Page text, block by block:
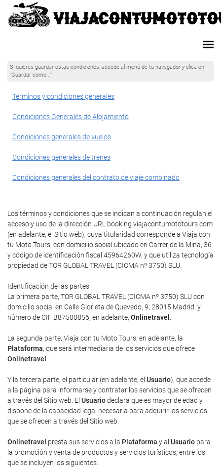
Si quieres guardar estas condiciones, accede al menú de tu navegador y clica en
"Guardar como..."
Términos y condiciones generales
Condiciones Generales de Alojamiento
Condiciones generales de vuelos
Condiciones generales de trenes
Condiciones generales del contrato de viaje combinado
Los términos y condiciones que se indican a continuación regulan el
acceso y uso de la dirección URL booking.viajacontumototours.com
(en adelante, el Sitio web), cuya titularidad corresponde a Viaja con
tu Moto Tours, con domicilio social ubicado en Carrer de la Mina, 36
y código de identificación fiscal 45964260W, y que utiliza tecnología
propiedad de TOR GLOBAL TRAVEL (CICMA nº 3750) SLU.
Identificación de las partes
La primera parte, TOR GLOBAL TRAVEL (CICMA nº 3750) SLU con
domicilio social en Calle Glorieta de Quevedo, 9, 28015 Madrid, y
número de CIF B87500856, en adelante, Onlinetravel .
La segunda parte, Viaja con tu Moto Tours, en adelante, la
Plataforma, que será intermediaria de los servicios que ofrece
Onlinetravel .
Y la tercera parte, el particular (en adelante, el Usuario), que accede
a la página para informarse y contratar los servicios que se ofrecen
a través del Sitio web. El Usuariodeclara que es mayor de edad y
dispone de la capacidad legal necesaria para adquirir los servicios
que se ofrecen a través del Sitio web.
Onlinetravel presta sus servicios a la Plataforma y al Usuario para
la promoción y venta de productos y servicios turísticos, entre los
que se incluyen los siguientes: